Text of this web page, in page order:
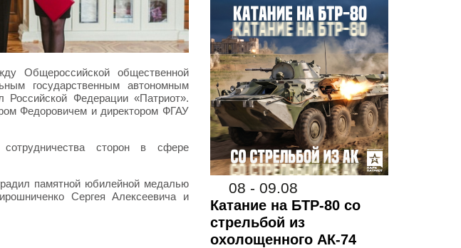
Общероссийской общественной
государственным автономным
Федерации «Патриот».
Федоровичем и директором ФГАУ
сторон в сфере
памятной юбилейной медалью
Сергея Алексеевича и
08 - 09.08
Катание на БТР-80 со
стрельбой из
охолощенного АК-74